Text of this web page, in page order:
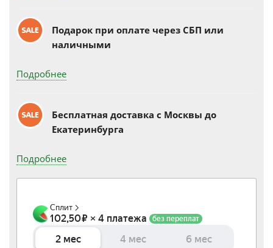
Подарок при оплате через СБП или
наличными
Подробнее
Бесплатная доставка c Москвы до
Екатеринбурга
Подробнее